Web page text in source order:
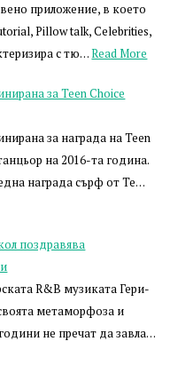
приложение, в което
Pillow talk, Celebrities,
с тю…Read More
за Teen Choice
за награда на Teen
на 2016-та година.
награда сърф от Te…
поздравява
R&B музиката Гери-
метаморфоза и
не пречат да завла…